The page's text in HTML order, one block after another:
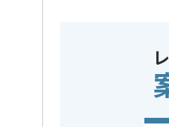
この案件で扱う技術